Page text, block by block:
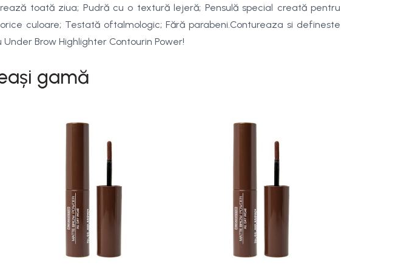
toată ziua; Pudră cu o textură lejeră; Pensulă special creată pentru
culoare; Testată oftalmologic; Fără parabeni.Contureaza si defineste
Brow Highlighter Contourin Power!
gamă